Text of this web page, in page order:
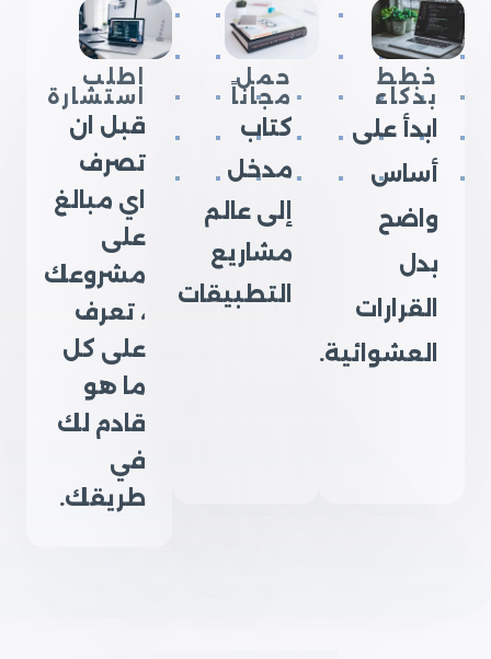
خطط
بذكاء
ابدأ على
أساس
واضح
بدل
القرارات
العشوائية.
حمل
مجاناً
كتاب
مدخل
إلى عالم
مشاريع
التطبيقات
اطلب
استشارة
قبل ان
تصرف
اي مبالغ
على
مشروعك
، تعرف
على كل
ما هو
قادم لك
في
طريقك.